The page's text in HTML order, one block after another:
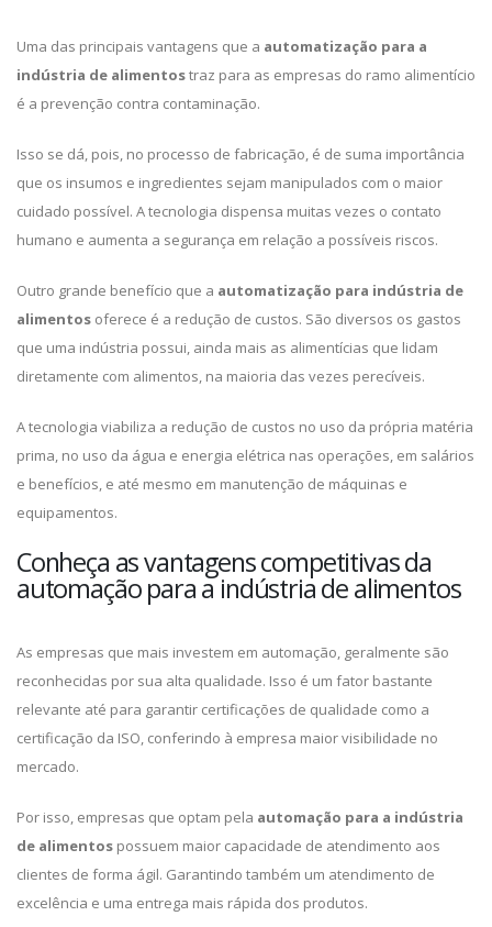
Uma das principais vantagens que a automatização para a
indústria de alimentostraz para as empresas do ramo alimentício
é a prevenção contra contaminação.
Isso se dá, pois, no processo de fabricação, é de suma importância
que os insumos e ingredientes sejam manipulados com o maior
cuidado possível. A tecnologia dispensa muitas vezes o contato
humano e aumenta a segurança em relação a possíveis riscos.
Outro grande benefício que a automatização para indústria de
alimentos oferece é a redução de custos. São diversos os gastos
que uma indústria possui, ainda mais as alimentícias que lidam
diretamente com alimentos, na maioria das vezes perecíveis.
A tecnologia viabiliza a redução de custos no uso da própria matéria
prima, no uso da água e energia elétrica nas operações, em salários
e benefícios, e até mesmo em manutenção de máquinas e
equipamentos.
Conheça as vantagens competitivas da
automação para a indústria de alimentos
As empresas que mais investem em automação, geralmente são
reconhecidas por sua alta qualidade. Isso é um fator bastante
relevante até para garantir certificações de qualidade como a
certificação da ISO, conferindo à empresa maior visibilidade no
mercado.
Por isso, empresas que optam pela automação para a indústria
de alimentos possuem maior capacidade de atendimento aos
clientes de forma ágil. Garantindo também um atendimento de
excelência e uma entrega mais rápida dos produtos.